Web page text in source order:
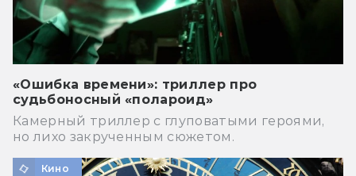
«Ошибка времени»: триллер про
судьбоносный «полароид»
Камерный триллер с глуповатыми героями,
но лихо закрученным сюжетом.
Кино